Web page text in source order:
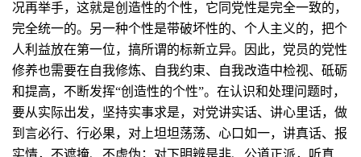
况再举手，这就是创造性的个性，它同党性是完全一致的，
完全统一的。另一种个性是带破坏性的、个人主义的，把个
人利益放在第一位，搞所谓的标新立异。因此，党员的党性
修养也需要在自我修炼、自我约束、自我改造中检视、砥砺
和提高，不断发挥“创造性的个性”。在认识和处理问题时，
要从实际出发，坚持实事求是，对党讲实话、讲心里话，做
到言必行、行必果，对上坦坦荡荡、心口如一，讲真话、报
实情，不遮掩、不虚伪；对下明辨是非、公道正派，听真